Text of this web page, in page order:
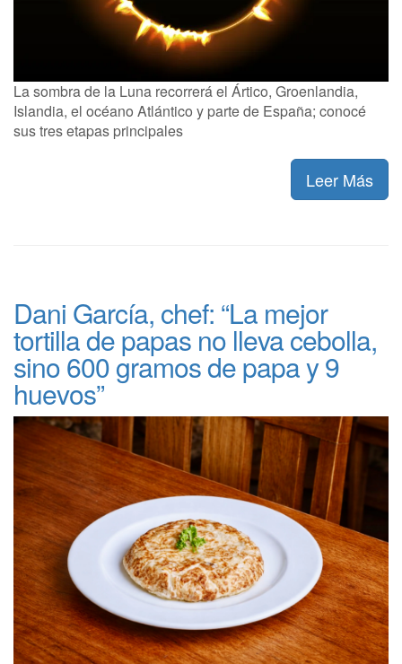
La sombra de la Luna recorrerá el Ártico, Groenlandia,
Islandia, el océano Atlántico y parte de España; conocé
sus tres etapas principales
Leer Más
Dani García, chef: “La mejor
tortilla de papas no lleva cebolla,
sino 600 gramos de papa y 9
huevos”